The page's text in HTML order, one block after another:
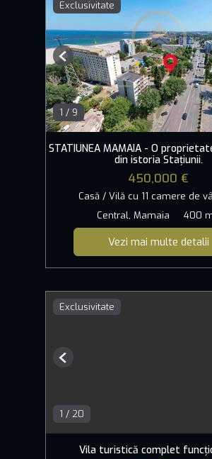
Exclusivitate
1 / 9
Previous
STATIUNEA MAMAIA - O
din istoria Stațiunii.
450,000 €
Casă / Vilă cu 11 camere de
Central, Mamaia
400
Vezi mai multe detalii
Exclusivitate
1 / 20
Previous
Vila turistică complet